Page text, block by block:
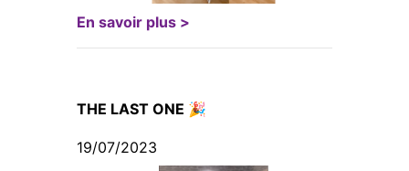
En savoir plus >
THE LAST ONE 🎉
19/07/2023